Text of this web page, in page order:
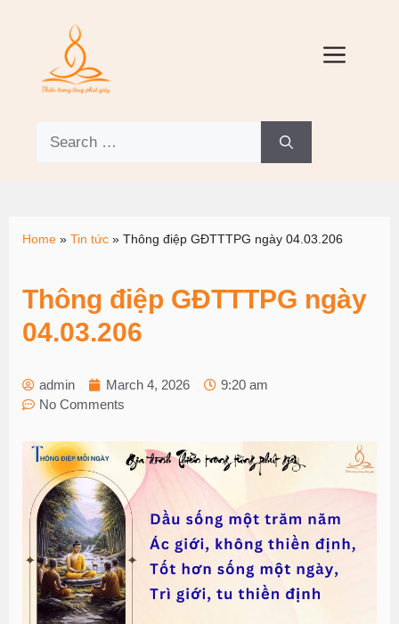
Home » Tin tức » Thông điệp GĐTTTPG ngày 04.03.206
Thông điệp GĐTTTPG ngày
04.03.206
admin March 4, 2026
9:20 am
No Comments